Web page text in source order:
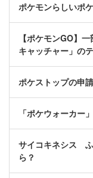
ポケモンらしいポ
【ポケモンGO】
キャッチャー」の
ポケストップの申
「ポケウォーカー
サイコキネシス
ら？